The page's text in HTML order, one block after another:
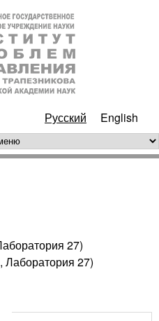
основному
Русский English
меню
27)
27)